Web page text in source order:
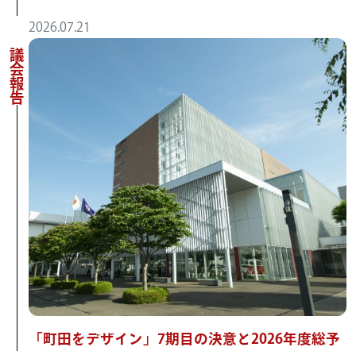
2026.07.21
議会報告
「町田をデザイン」7期目の決意と2026年度総予